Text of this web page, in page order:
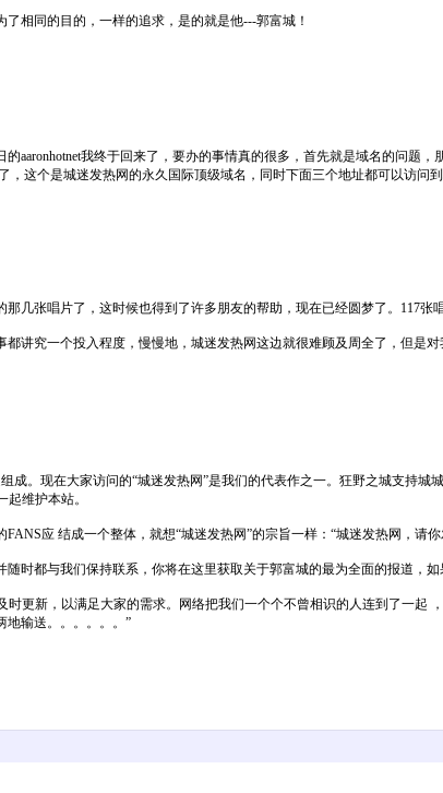
相同的目的，一样的追求，是的就是他---郭富城！
我终于回来了，要办的事情真的很多，首先就是域名的问题
，这个是城迷发热网的永久国际顶级域名，同时下面三个地址都可以访问到
张唱片了，这时候也得到了许多朋友的帮助，现在已经圆梦了。117张唱
究一个投入程度，慢慢地，城迷发热网这边就很难顾及周全了，但是对
。现在大家访问的“城迷发热网”是我们的代表作之一。狂野之城支持城
维护本站。
应 结成一个整体，就想“城迷发热网”的宗旨一样：“城迷发热网，请你
时都与我们保持联系，你将在这里获取关于郭富城的最为全面的报道，
更新，以满足大家的需求。网络把我们一个个不曾相识的人连到了一起
地输送。。。。。。”